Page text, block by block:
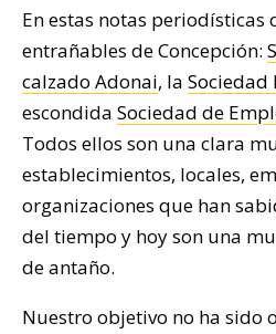
En estas notas periodísticas
entrañables de Concepción:
calzado Adonai, la Sociedad
escondida Sociedad de
Todos ellos son una clara
establecimientos, locales,
organizaciones que han
del tiempo y hoy son una
de antaño.
Nuestro objetivo no ha sido